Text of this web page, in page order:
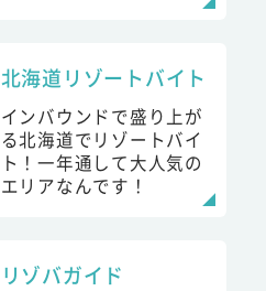
北海道リゾートバイト
インバウンドで盛り上が
る北海道でリゾートバイ
ト！一年通して大人気の
エリアなんです！
リゾバガイド